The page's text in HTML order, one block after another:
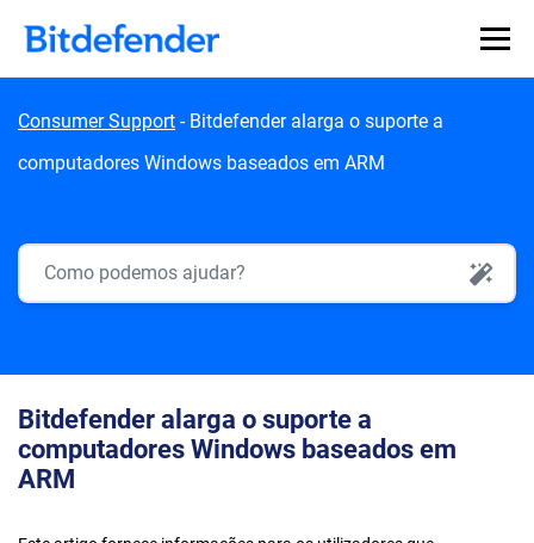
Consumer Support - Bitdefender alarga o suporte a
computadores Windows baseados em ARM
Bitdefender alarga o suporte a
computadores Windows baseados em
ARM